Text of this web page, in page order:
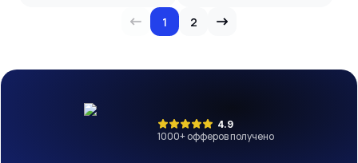
1 2
4.9
1000+ офферов получено